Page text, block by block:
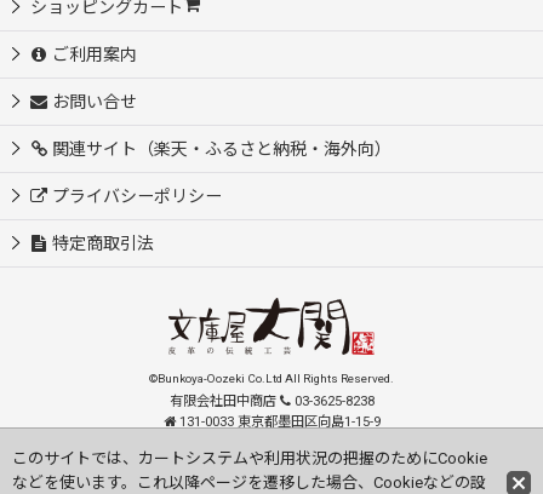
ショッピングカート
ご利用案内
お問い合せ
関連サイト（楽天・ふるさと納税・海外向）
プライバシーポリシー
特定商取引法
©Bunkoya-Oozeki Co.Ltd All Rights Reserved.
有限会社田中商店
03-3625-8238
131-0033 東京都墨田区向島1-15-9
Visit our English Store
このサイトでは、カートシステムや利用状況の把握のためにCookie
などを使います。これ以降ページを遷移した場合、Cookieなどの設